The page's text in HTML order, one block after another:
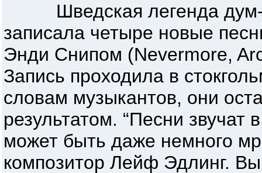
Шведская легенда
записала четыре новые
Энди Снипом (Nevermore,
Запись проходила в
словам музыкантов, они
результатом. “Песни
может быть даже немного
композитор Лейф Эдлинг.